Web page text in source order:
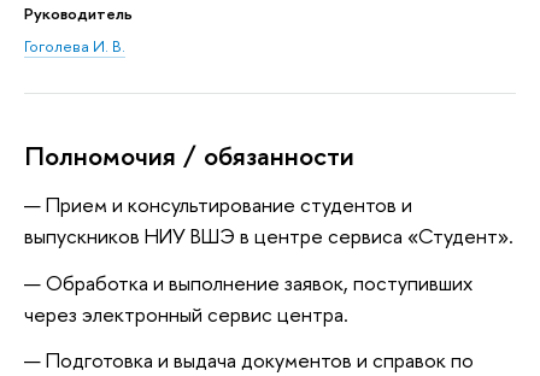
Руководитель
Гоголева И. В.
Полномочия / обязанности
Прием и консультирование студентов и
выпускников НИУ ВШЭ в центре сервиса «Студент».
Обработка и выполнение заявок, поступивших
через электронный сервис центра.
Подготовка и выдача документов и справок по